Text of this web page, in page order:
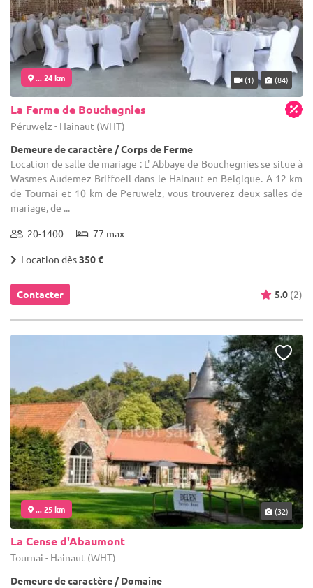
... 24 km (1) (84)
La Ferme de Bouchegnies
Péruwelz - Hainaut (WHT)
Demeure de caractère / Corps de Ferme
Location de salle de mariage : L' Abbaye de Bouchegnies se situe à
Wasmes-Audemez-Briffoeil dans le Hainaut en Belgique. A 12 km
de Tournai et 10 km de Peruwelz, vous trouverez deux salles de
mariage, de ...
20-1400 77 max
Location dès350 €
Contacter 5.0 (2)
... 25 km (32)
La Cense d'Abaumont
Tournai - Hainaut (WHT)
Demeure de caractère / Domaine